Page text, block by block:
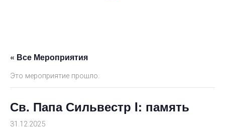
« Все Мероприятия
Это мероприятие прошло.
Св. Папа Сильвестр I: память
31.12.2025